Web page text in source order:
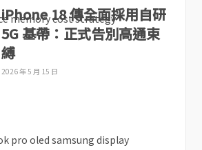
iPhone 18 傳全面採用自研
5G 基帶：正式告別高通束
縛
2026 年 5 月 15 日